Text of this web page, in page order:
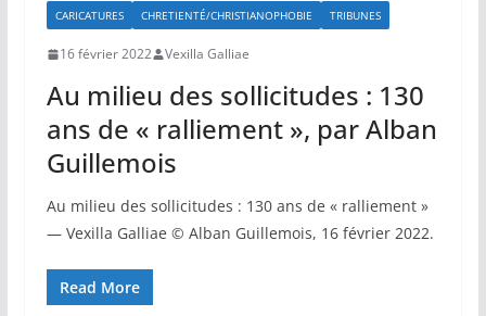
CARICATURES CHRETIENTÉ/CHRISTIANOPHOBIE TRIBUNES
16 février 2022 Vexilla Galliae
Au milieu des sollicitudes : 130
ans de « ralliement », par Alban
Guillemois
Au milieu des sollicitudes : 130 ans de « ralliement »
— Vexilla Galliae © Alban Guillemois, 16 février 2022.
Read More